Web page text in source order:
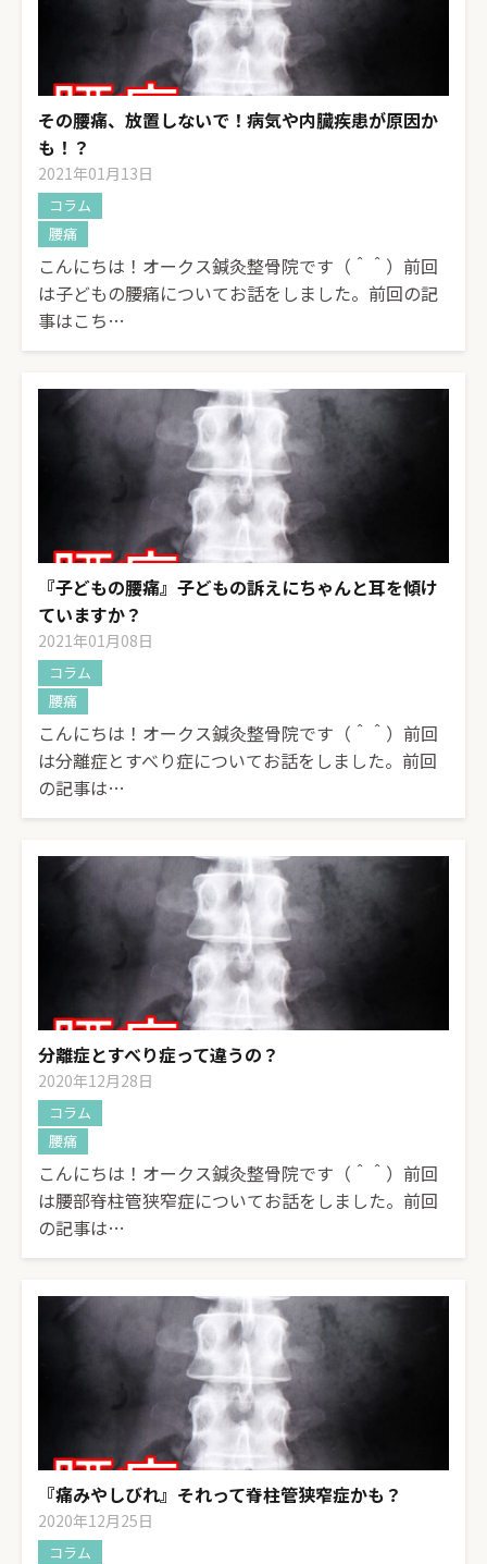
その腰痛、放置しないで！病気や内臓疾患が原因か
も！？
2021年01月13日
コラム
腰痛
こんにちは！オークス鍼灸整骨院です（＾＾）前回
は子どもの腰痛についてお話をしました。前回の記
事はこち…
『子どもの腰痛』子どもの訴えにちゃんと耳を傾け
ていますか？
2021年01月08日
コラム
腰痛
こんにちは！オークス鍼灸整骨院です（＾＾）前回
は分離症とすべり症についてお話をしました。前回
の記事は…
分離症とすべり症って違うの？
2020年12月28日
コラム
腰痛
こんにちは！オークス鍼灸整骨院です（＾＾）前回
は腰部脊柱管狭窄症についてお話をしました。前回
の記事は…
『痛みやしびれ』それって脊柱管狭窄症かも？
2020年12月25日
コラム